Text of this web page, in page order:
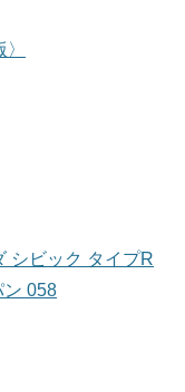
シビック タイプR
ン 058